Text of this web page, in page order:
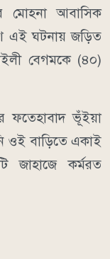
মোহনা আবাসিক
এই ঘটনায় জড়িত
বেগমকে (৪০)
ফতেহাবাদ ভূঁইয়া
ওই বাড়িতে একাই
জাহাজে কর্মরত